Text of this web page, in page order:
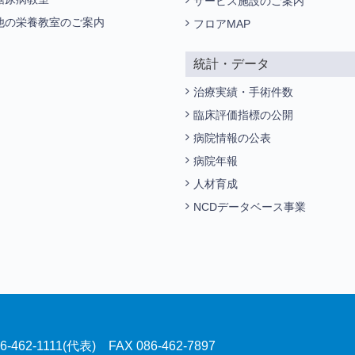
の栄養教室のご案内
フロアMAP
統計・データ
治療実績・手術件数
臨床評価指標の公開
病院情報の公表
病院年報
人材育成
NCDデータベース事業
1111(代表) FAX 086-462-7897